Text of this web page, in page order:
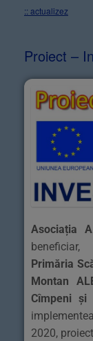
:: actualizez
Proiect –
Asociația
Primăria
Montan
Cîmpeni și
2020,